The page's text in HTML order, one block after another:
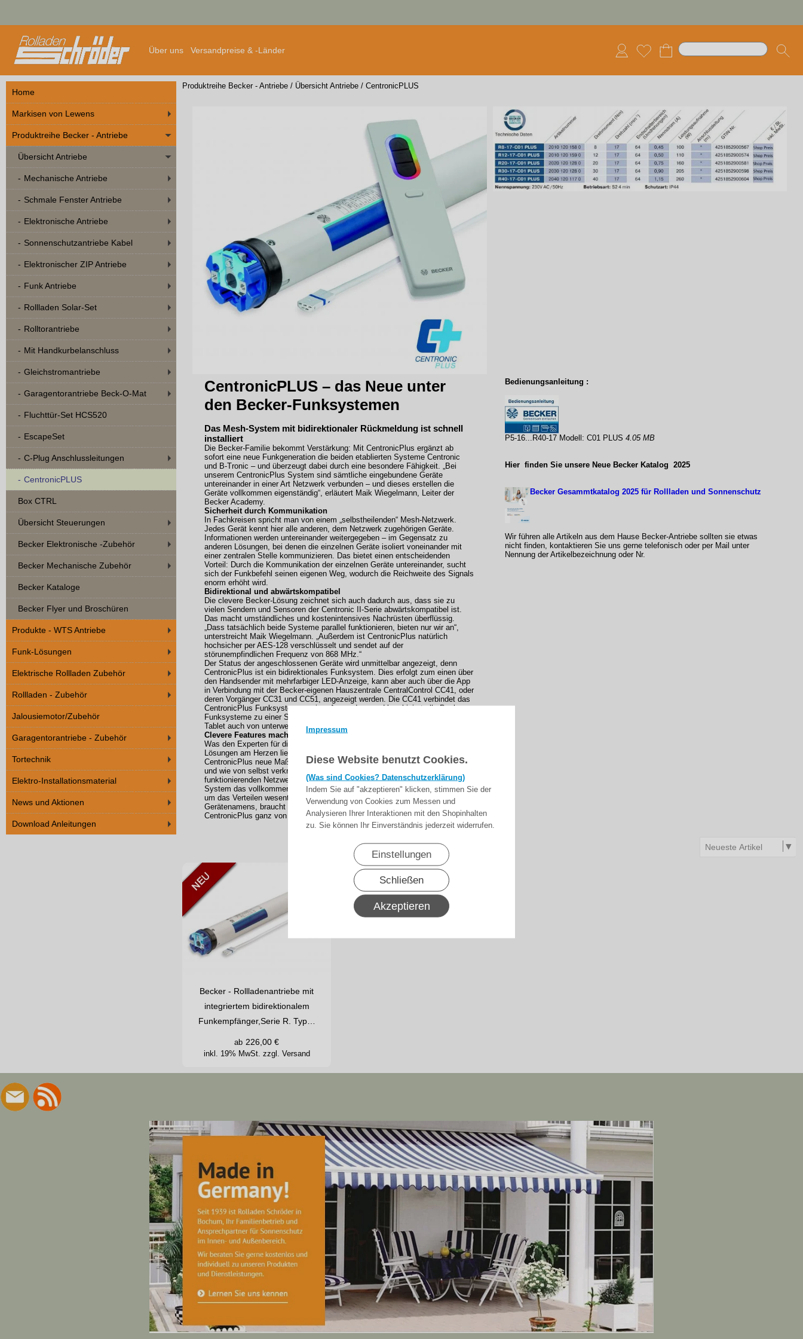
Impressum
Diese Website benutzt Cookies.
(Was sind Cookies? Datenschutzerklärung)
Indem Sie auf "akzeptieren" klicken, stimmen Sie der
Verwendung von Cookies zum Messen und
Analysieren Ihrer Interaktionen mit den Shopinhalten
zu. Sie können Ihr Einverständnis jederzeit widerrufen.
Einstellungen
Schließen
Akzeptieren
Über uns Versandpreise & -Länder
Home
Markisen von Lewens
Produktreihe Becker - Antriebe
Übersicht Antriebe
Mechanische Antriebe
Schmale Fenster Antriebe
Elektronische Antriebe
Sonnenschutzantriebe Kabel
Elektronischer ZIP Antriebe
Funk Antriebe
Rollladen Solar-Set
Rolltorantriebe
Mit Handkurbelanschluss
Gleichstromantriebe
Garagentorantriebe Beck-O-Mat
Fluchttür-Set HCS520
EscapeSet
C-Plug Anschlussleitungen
CentronicPLUS
Box CTRL
Übersicht Steuerungen
Becker Elektronische -Zubehör
Becker Mechanische Zubehör
Becker Kataloge
Becker Flyer und Broschüren
Produkte - WTS Antriebe
Funk-Lösungen
Elektrische Rollladen Zubehör
Rollladen - Zubehör
Jalousiemotor/Zubehör
Garagentorantriebe - Zubehör
Tortechnik
Elektro-Installationsmaterial
News und Aktionen
Download Anleitungen
Produktreihe Becker - Antriebe / Übersicht Antriebe / CentronicPLUS
CentronicPLUS – das Neue unter
den Becker-Funksystemen
Das Mesh-System mit bidirektionaler Rückmeldung ist schnell
installiert
Die Becker-Familie bekommt Verstärkung: Mit CentronicPlus ergänzt ab
sofort eine neue Funkgeneration die beiden etablierten Systeme Centronic
und B-Tronic – und überzeugt dabei durch eine besondere Fähigkeit. „Bei
unserem CentronicPlus System sind sämtliche eingebundene Geräte
untereinander in einer Art Netzwerk verbunden – und dieses erstellen die
Geräte vollkommen eigenständig“, erläutert Maik Wiegelmann, Leiter der
Becker Academy.
Sicherheit durch Kommunikation
In Fachkreisen spricht man von einem „selbstheilenden“ Mesh-Netzwerk.
Jedes Gerät kennt hier alle anderen, dem Netzwerk zugehörigen Geräte.
Informationen werden untereinander weitergegeben – im Gegensatz zu
anderen Lösungen, bei denen die einzelnen Geräte isoliert voneinander mit
einer zentralen Stelle kommunizieren. Das bietet einen entscheidenden
Vorteil: Durch die Kommunikation der einzelnen Geräte untereinander, sucht
sich der Funkbefehl seinen eigenen Weg, wodurch die Reichweite des Signals
enorm erhöht wird.
Bidirektional und abwärtskompatibel
Die clevere Becker-Lösung zeichnet sich auch dadurch aus, dass sie zu
vielen Sendern und Sensoren der Centronic II-Serie abwärtskompatibel ist.
Das macht umständliches und kostenintensives Nachrüsten überflüssig.
„Dass tatsächlich beide Systeme parallel funktionieren, bieten nur wir an“,
unterstreicht Maik Wiegelmann. „Außerdem ist CentronicPlus natürlich
hochsicher per AES-128 verschlüsselt und sendet auf der
störunempfindlichen Frequenz von 868 MHz.“
Der Status der angeschlossenen Geräte wird unmittelbar angezeigt, denn
CentronicPlus ist ein bidirektionales Funksystem. Dies erfolgt zum einen über
den Handsender mit mehrfarbiger LED-Anzeige, kann aber auch über die App
in Verbindung mit der Becker-eigenen Hauszentrale CentralControl CC41, oder
deren Vorgänger CC31 und CC51, angezeigt werden. Die CC41 verbindet das
CentronicPlus Funksystem zu einer Anwendung und kombiniert alle Becker-
Funksysteme zu einer Smart Home Anwendung, die über Smartphone oder
Tablet auch von unterwegs gesteuert werden kann.
Clevere Features machen es einfach
Was den Experten für die intelligente Hausautomatisierung bei all ihren
Lösungen am Herzen liegt, ist eine mühelose Bedienung. Auch hier setzt
CentronicPlus neue Maßstäbe. Zur Inbetriebnahme genügt ein Tastendruck
und wie von selbst verknüpfen sich die einzelnen Antriebe zum
funktionierenden Netzwerk. Werden neue Geräte hinzugefügt, erkennt das
System das vollkommen automatisch – genau wie den Empfängertyp. Selbst
um das Verteilen wesentlicher Empfängerinformationen, wie z. B. des
Gerätenamens, braucht sich niemand mehr Gedanken machen. Das erledigt
CentronicPlus ganz von alleine.
Bedienungsanleitung :
P5-16...R40-17 Modell: C01 PLUS 4.05 MB
Hier finden Sie unsere Neue Becker Katalog 2025
Becker Gesammtkatalog 2025 für Rollladen und Sonnenschutz
Wir führen alle Artikeln aus dem Hause Becker-Antriebe sollten sie etwas
nicht finden, kontaktieren Sie uns gerne telefonisch oder per Mail unter
Nennung der Artikelbezeichnung oder Nr.
Becker - Rollladenantriebe mit
integriertem bidirektionalem
Funkempfänger,Serie R. Typ…
inkl. 19% MwSt. zzgl. Versand
ab 226,00 €